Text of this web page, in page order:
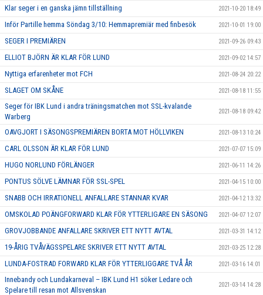
Klar seger i en ganska jämn tillställning 2021-10-20 18:49
Inför Partille hemma Söndag 3/10: Hemmapremiär med finbesök 2021-10-01 19:00
SEGER I PREMIÄREN 2021-09-26 09:43
ELLIOT BJÖRN ÄR KLAR FÖR LUND 2021-09-02 14:57
Nyttiga erfarenheter mot FCH 2021-08-24 20:22
SLAGET OM SKÅNE 2021-08-18 11:55
Seger för IBK Lund i andra träningsmatchen mot SSL-kvalande
Warberg
2021-08-18 09:42
OAVGJORT I SÄSONGSPREMIÄREN BORTA MOT HÖLLVIKEN 2021-08-13 10:24
CARL OLSSON ÄR KLAR FÖR LUND 2021-07-07 15:09
HUGO NORLUND FÖRLÄNGER 2021-06-11 14:26
PONTUS SÖLVE LÄMNAR FÖR SSL-SPEL 2021-04-15 10:00
SNABB OCH IRRATIONELL ANFALLARE STANNAR KVAR 2021-04-12 13:32
OMSKOLAD POÄNGFORWARD KLAR FÖR YTTERLIGARE EN SÄSONG 2021-04-07 12:07
GROVJOBBANDE ANFALLARE SKRIVER ETT NYTT AVTAL 2021-03-31 14:12
19-ÅRIG TVÅVÄGSSPELARE SKRIVER ETT NYTT AVTAL 2021-03-25 12:28
LUNDA-FOSTRAD FORWARD KLAR FÖR YTTERLIGGARE TVÅ ÅR 2021-03-16 14:01
Innebandy och Lundakarneval – IBK Lund H1 söker Ledare och
Spelare till resan mot Allsvenskan
2021-03-14 14:28